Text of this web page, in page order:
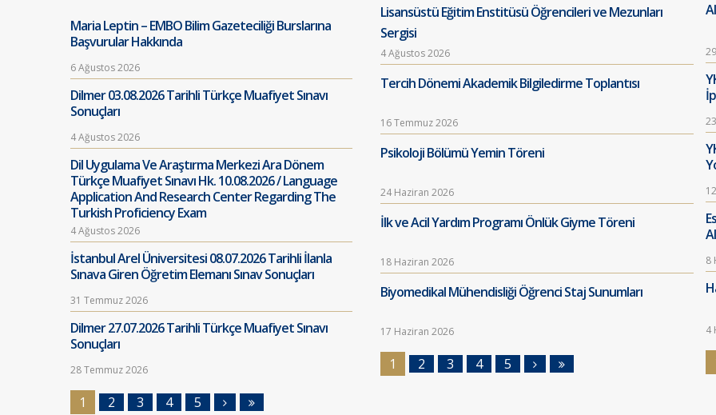
Maria Leptin – EMBO Bilim Gazeteciliği Burslarına
Başvurular Hakkında
6 Ağustos 2026
Dilmer 03.08.2026 Tarihli Türkçe Muafiyet Sınavı
Sonuçları
4 Ağustos 2026
Dil Uygulama Ve Araştırma Merkezi Ara Dönem
Türkçe Muafiyet Sınavı Hk. 10.08.2026 / Language
Application And Research Center Regarding The
Turkish Proficiency Exam
4 Ağustos 2026
İstanbul Arel Üniversitesi 08.07.2026 Tarihli İlanla
Sınava Giren Öğretim Elemanı Sınav Sonuçları
31 Temmuz 2026
Dilmer 27.07.2026 Tarihli Türkçe Muafiyet Sınavı
Sonuçları
28 Temmuz 2026
1 2 3 4 5
Lisansüstü Eğitim Enstitüsü Öğrencileri ve Mezunları
Sergisi
4 Ağustos 2026
Tercih Dönemi Akademik Bilgiledirme Toplantısı
16 Temmuz 2026
Psikoloji Bölümü Yemin Töreni
24 Haziran 2026
İlk ve Acil Yardım Programı Önlük Giyme Töreni
18 Haziran 2026
Biyomedikal Mühendisliği Öğrenci Staj Sunumları
17 Haziran 2026
1 2 3 4 5
8
4